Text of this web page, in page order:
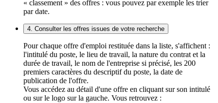
« classement » des offres : vous pouvez par exemple les trier
par date.
4. Consulter les offres issues de votre recherche
Pour chaque offre d'emploi restituée dans la liste, s'affichent :
l'intitulé du poste, le lieu de travail, la nature du contrat et la
durée de travail, le nom de l'entreprise si précisé, les 200
premiers caractères du descriptif du poste, la date de
publication de l'offre.
Vous accédez au détail d'une offre en cliquant sur son intitulé
ou sur le logo sur la gauche. Vous retrouvez :